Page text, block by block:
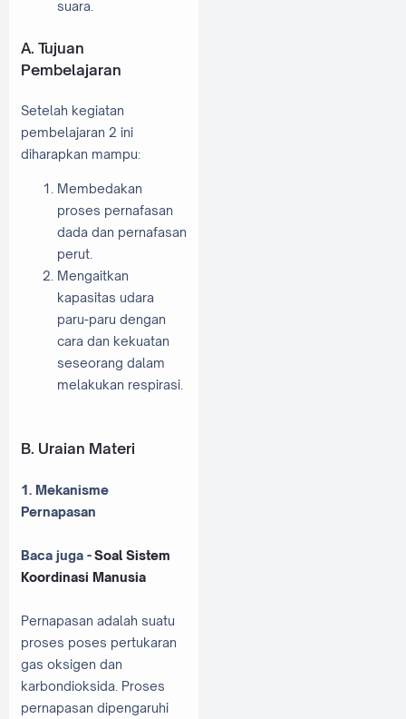
suara.
A. Tujuan
Pembelajaran
Setelah kegiatan
pembelajaran 2 ini
diharapkan mampu:
Membedakan
proses pernafasan
dada dan pernafasan
perut.
Mengaitkan
kapasitas udara
paru-paru dengan
cara dan kekuatan
seseorang dalam
melakukan respirasi.
B. Uraian Materi
1. Mekanisme
Pernapasan
Baca juga -Soal Sistem
Koordinasi Manusia
Pernapasan adalah suatu
proses poses pertukaran
gas oksigen dan
karbondioksida. Proses
pernapasan dipengaruhi